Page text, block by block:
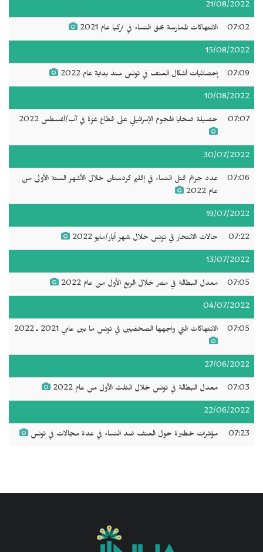
21/08/2022
07:02 الانتهاكات الممارسة بحق النساء في تركيا عام 2021
15/08/2022
07:09 إحصائيات أشكال العنف في تونس منذ بداية عام 2022
10/08/2022
07:07 حصيلة ضحايا الهجوم الإسرائيلي على قطاع غزة في آب/أغسطس 2022
30/07/2022
07:06
عدد جرائم قتل النساء في إقليم كردستان خلال الأشهر الستة الأولى من
عام 2022
19/07/2022
07:22 حالات الانتحار في تونس خلال شهر أيار/مايو 2022
13/07/2022
07:05 معدل البطالة في مصر خلال الربع الأول من عام 2022
04/07/2022
07:05 الانتهاكات التي واجهها الصحفيين في تونس ما بين عامي 2021 ـ 2022
27/06/2022
07:03 معدل البطالة في تونس خلال الثلث الأول من عام 2022
22/06/2022
07:23 مؤشرات خطيرة حول العنف ضد النساء في عدة مجالات في تونس